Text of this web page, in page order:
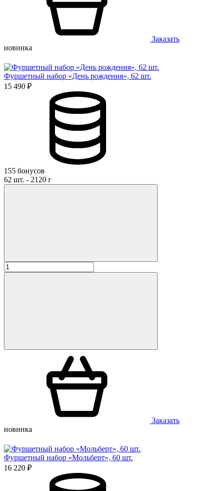
Заказать
новинка
Фуршетный набор «День рождения», 62 шт.
15 490 ₽
155 бонусов
62 шт. - 2120 г
Заказать
новинка
Фуршетный набор «Мольберт», 60 шт.
16 220 ₽